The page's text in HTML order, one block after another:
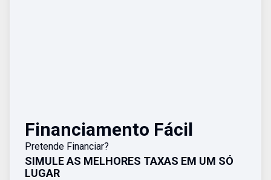
Financiamento Fácil
Pretende Financiar?
SIMULE AS MELHORES TAXAS EM UM SÓ
LUGAR